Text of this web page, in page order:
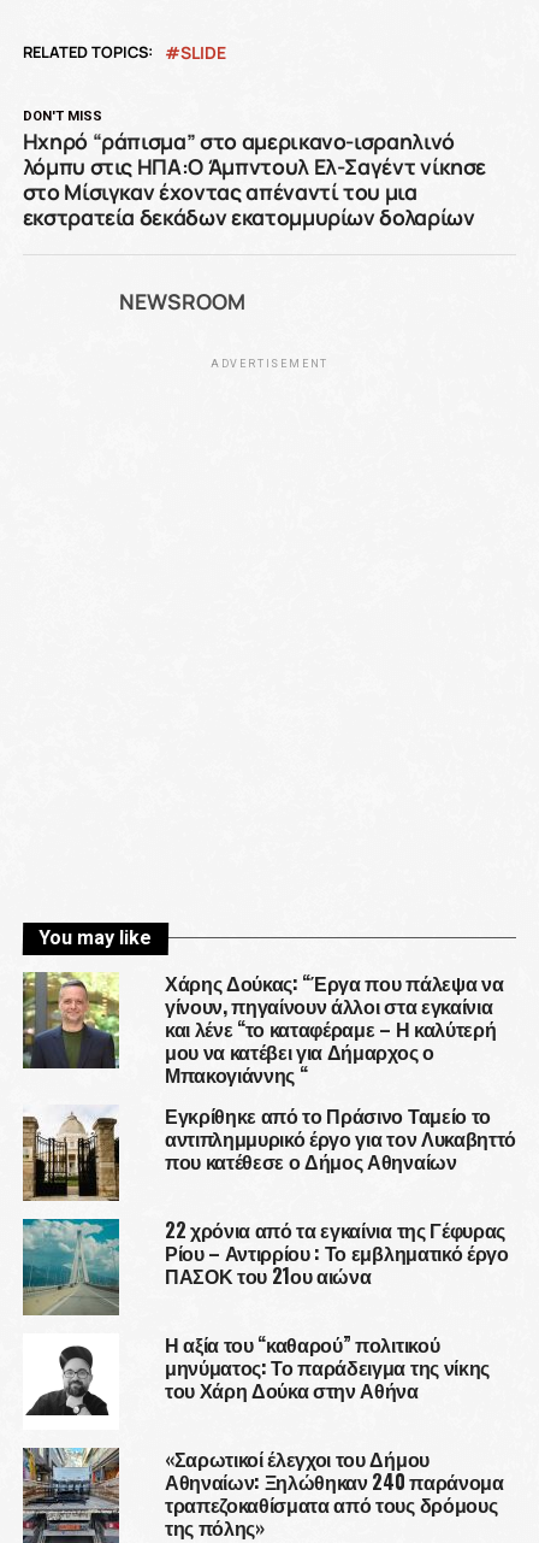
RELATED TOPICS: SLIDE
DON'T MISS
Ηχηρό “ράπισμα” στο αμερικανο-ισραηλινό
λόμπυ στις ΗΠΑ:Ο Άμπντουλ Ελ-Σαγέντ νίκησε
στο Μίσιγκαν έχοντας απέναντί του μια
εκστρατεία δεκάδων εκατομμυρίων δολαρίων
NEWSROOM
ADVERTISEMENT
You may like
Χάρης Δούκας: “Έργα που πάλεψα να
γίνουν, πηγαίνουν άλλοι στα εγκαίνια
και λένε “το καταφέραμε – Η καλύτερή
μου να κατέβει για Δήμαρχος ο
Μπακογιάννης “
Εγκρίθηκε από το Πράσινο Ταμείο το
αντιπλημμυρικό έργο για τον Λυκαβηττό
που κατέθεσε ο Δήμος Αθηναίων
22 χρόνια από τα εγκαίνια της Γέφυρας
Ρίου – Αντιρρίου : Το εμβληματικό έργο
ΠΑΣΟΚ του 21ου αιώνα
Η αξία του “καθαρού” πολιτικού
μηνύματος: Το παράδειγμα της νίκης
του Χάρη Δούκα στην Αθήνα
«Σαρωτικοί έλεγχοι του Δήμου
Αθηναίων: Ξηλώθηκαν 240 παράνομα
τραπεζοκαθίσματα από τους δρόμους
της πόλης»